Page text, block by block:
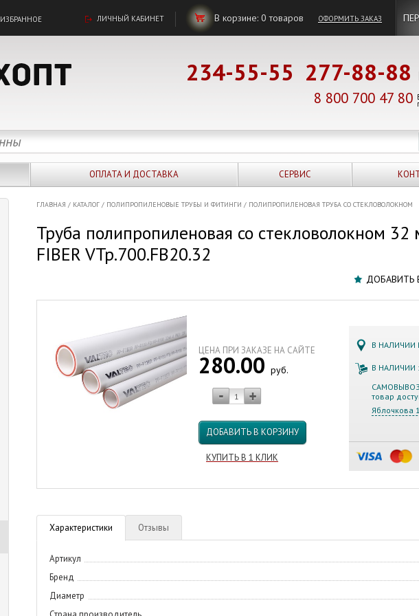
ИЗБРАННОЕ ЛИЧНЫЙ КАБИНЕТ В корзине: 0товаров ОФОРМИТЬ ЗАКАЗ
234-55-55 277-88-88
8 800 700 47 80
ОПЛАТА И ДОСТАВКА СЕРВИС
ГЛАВНАЯ / КАТАЛОГ / ПОЛИПРОПИЛЕНОВЫЕ ТРУБЫ И ФИТИНГИ / ПОЛИПРОПИЛЕНОВАЯ ТРУБА СО СТЕКЛОВОЛОКНОМ
Труба полипропиленовая со стекловолокном 32
FIBER VTp.700.FB20.32
ДОБАВИТЬ
В НАЛИЧИИ
В НАЛИЧИИ
товар
Яблочкова
ЦЕНА ПРИ ЗАКАЗЕ НА САЙТЕ
280.00 руб.
ДОБАВИТЬ В КОРЗИНУ
КУПИТЬ В 1 КЛИК
Характеристики Отзывы
Артикул
Бренд
Диаметр